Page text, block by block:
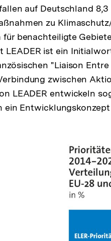
auf Deutschland 8,3
zu
benachteiligte
LEADER ist ein
"Liaison
zwischen
LEADER entwickeln